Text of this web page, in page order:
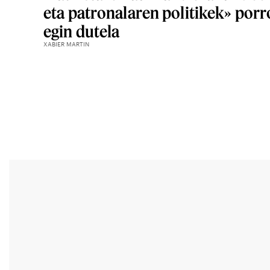
eta patronalaren politikek»
egin dutela
XABIER MARTIN